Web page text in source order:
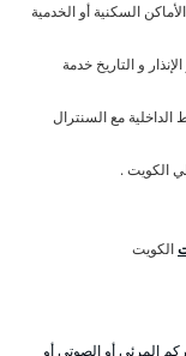
السكنية أو الخدمية
و التاريخ خدمة
مع السنترال
الكويت .
الكويت
المرئي أو الصوتي أو